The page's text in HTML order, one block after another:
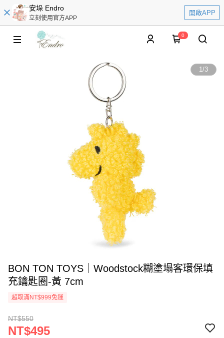
安垛 Endro
立刻使用官方APP
開啟APP
0
1/3
BON TON TOYS｜Woodstock糊塗塌客環保填
充鑰匙圈-黃 7cm
超取滿NT$999免運
NT$550
NT$495